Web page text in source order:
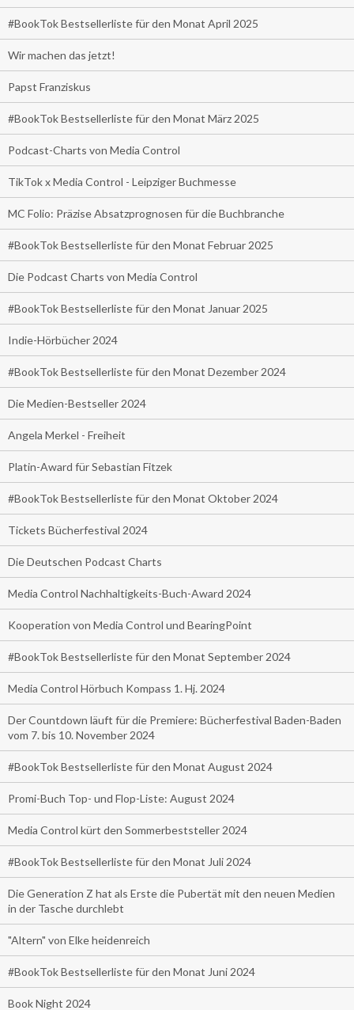
#BookTok Bestsellerliste für den Monat April 2025
Wir machen das jetzt!
Papst Franziskus
#BookTok Bestsellerliste für den Monat März 2025
Podcast-Charts von Media Control
TikTok x Media Control - Leipziger Buchmesse
MC Folio: Präzise Absatzprognosen für die Buchbranche
#BookTok Bestsellerliste für den Monat Februar 2025
Die Podcast Charts von Media Control
#BookTok Bestsellerliste für den Monat Januar 2025
Indie-Hörbücher 2024
#BookTok Bestsellerliste für den Monat Dezember 2024
Die Medien-Bestseller 2024
Angela Merkel - Freiheit
Platin-Award für Sebastian Fitzek
#BookTok Bestsellerliste für den Monat Oktober 2024
Tickets Bücherfestival 2024
Die Deutschen Podcast Charts
Media Control Nachhaltigkeits-Buch-Award 2024
Kooperation von Media Control und BearingPoint
#BookTok Bestsellerliste für den Monat September 2024
Media Control Hörbuch Kompass 1. Hj. 2024
Der Countdown läuft für die Premiere: Bücherfestival Baden-Baden
vom 7. bis 10. November 2024
#BookTok Bestsellerliste für den Monat August 2024
Promi-Buch Top- und Flop-Liste: August 2024
Media Control kürt den Sommerbeststeller 2024
#BookTok Bestsellerliste für den Monat Juli 2024
Die Generation Z hat als Erste die Pubertät mit den neuen Medien
in der Tasche durchlebt
"Altern" von Elke heidenreich
#BookTok Bestsellerliste für den Monat Juni 2024
Book Night 2024